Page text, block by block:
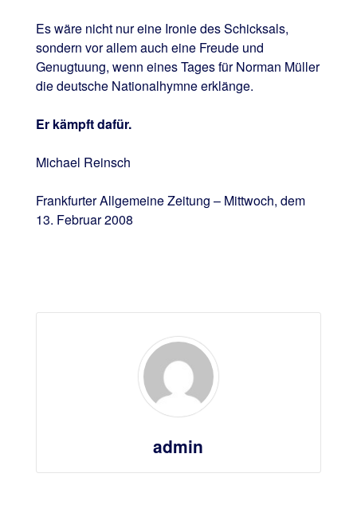
Es wäre nicht nur eine Ironie des Schicksals,
sondern vor allem auch eine Freude und
Genugtuung, wenn eines Tages für Norman Müller
die deutsche Nationalhymne erklänge.
Er kämpft dafür.
Michael Reinsch
Frankfurter Allgemeine Zeitung – Mittwoch, dem
13. Februar 2008
admin